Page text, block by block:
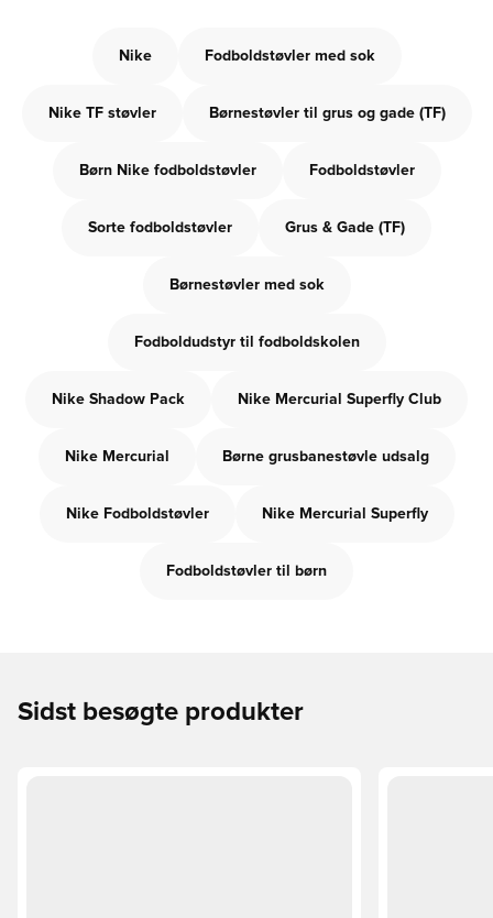
Nike Fodboldstøvler med sok
Nike TF støvler Børnestøvler til grus og gade (TF)
Børn Nike fodboldstøvler Fodboldstøvler
Sorte fodboldstøvler Grus & Gade (TF)
Børnestøvler med sok
Fodboldudstyr til fodboldskolen
Nike Shadow Pack Nike Mercurial Superfly Club
Nike Mercurial Børne grusbanestøvle udsalg
Nike Fodboldstøvler Nike Mercurial Superfly
Fodboldstøvler til børn
Sidst besøgte produkter